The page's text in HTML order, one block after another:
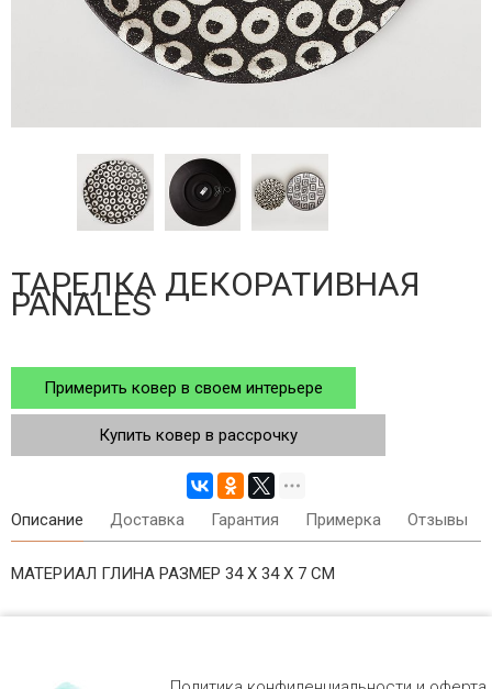
ТАРЕЛКА ДЕКОРАТИВНАЯ
PANALES
Примерить ковер в своем интерьере
Купить ковер в рассрочку
Описание Доставка Гарантия Примерка Отзывы
МАТЕРИАЛ ГЛИНА РАЗМЕР 34 Х 34 Х 7 СМ